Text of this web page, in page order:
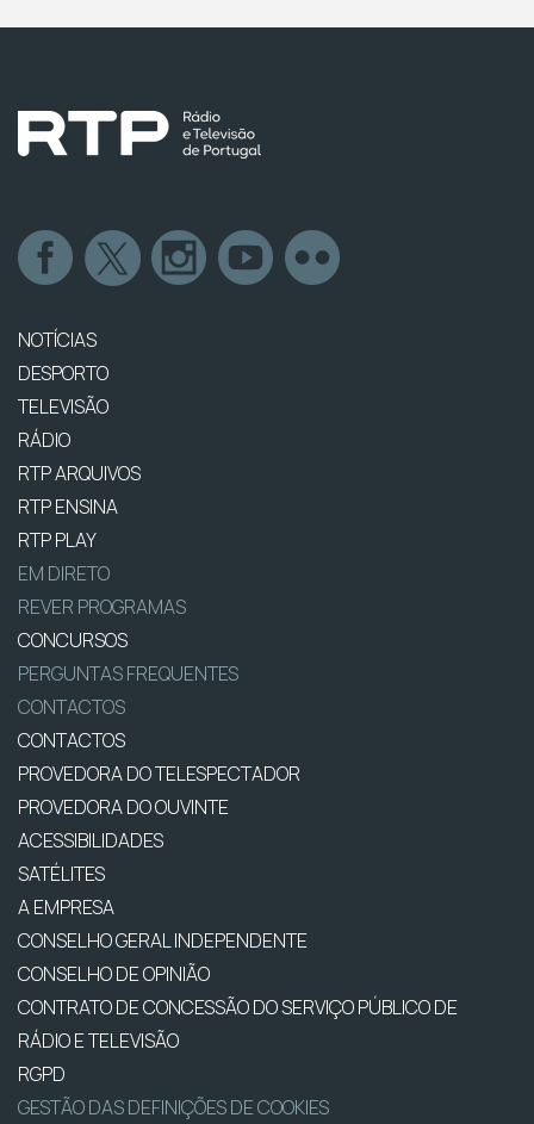
NOTÍCIAS
DESPORTO
TELEVISÃO
RÁDIO
RTP ARQUIVOS
RTP ENSINA
RTP PLAY
EM DIRETO
REVER PROGRAMAS
CONCURSOS
PERGUNTAS FREQUENTES
CONTACTOS
CONTACTOS
PROVEDORA DO TELESPECTADOR
PROVEDORA DO OUVINTE
ACESSIBILIDADES
SATÉLITES
A EMPRESA
CONSELHO GERAL INDEPENDENTE
CONSELHO DE OPINIÃO
CONTRATO DE CONCESSÃO DO SERVIÇO PÚBLICO DE
RÁDIO E TELEVISÃO
RGPD
GESTÃO DAS DEFINIÇÕES DE COOKIES